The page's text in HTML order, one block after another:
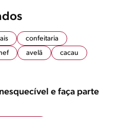
confeitaria
avelã
cacau
e faça parte